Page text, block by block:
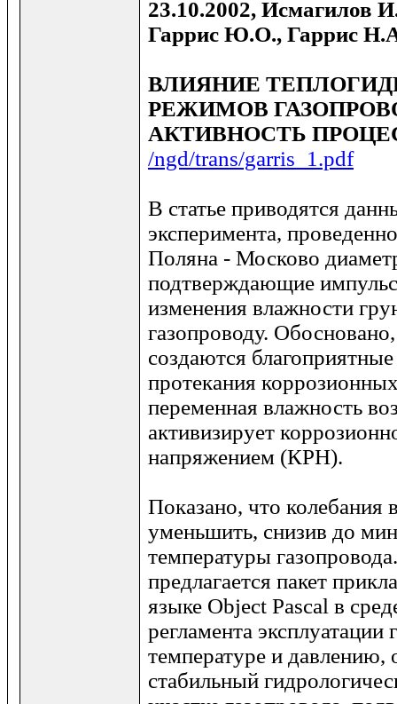
23.10.2002, Исмагилов
Гаррис Ю.О., Гаррис
ВЛИЯНИЕ
РЕЖИМОВ
АКТИВНОСТЬ
/ngd/trans/garris_1.pdf
В статье приводятся
эксперимента,
Поляна - Москово
подтверждающие
изменения влажности
газопроводу.
создаются
протекания
переменная влажность
активизирует
напряжением (КРН).
Показано, что
уменьшить, снизив до
температуры
предлагается пакет
языке Object Pascal в
регламента эксплуатации
температуре и
стабильный